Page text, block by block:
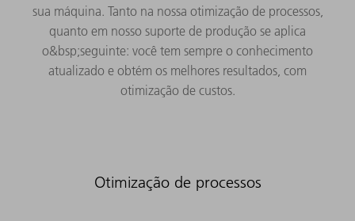
sua máquina. Tanto na nossa otimização de processos,
quanto em nosso suporte de produção se aplica
o&bsp;seguinte: você tem sempre o conhecimento
atualizado e obtém os melhores resultados, com
otimização de custos.
Otimização de processos